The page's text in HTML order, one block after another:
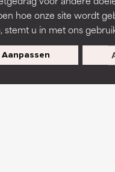
hoe onze site wordt
stemt u in met ons
Aanpassen